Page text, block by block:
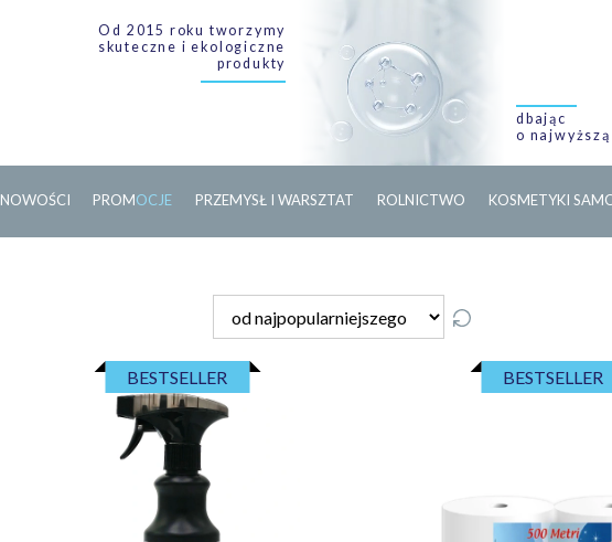
Od 2015 roku tworzymy
skuteczne i ekologiczne
produkty
dbając
o
NOWOŚCI PROMOC JE PRZEMYSŁ I WARSZTAT ROLNICTWO KOSMETYKI
BESTSELLER BESTSELLER